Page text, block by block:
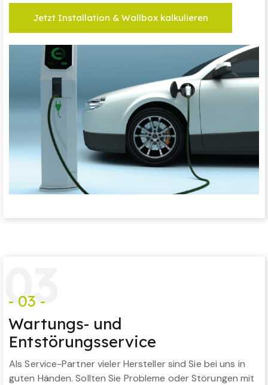
Jetzt Installation & Wallbox kalkulieren
03
- 03 -
Wartungs- und
Entstörungsservice
Als Service-Partner vieler Hersteller sind Sie bei uns in
guten Händen. Sollten Sie Probleme oder Störungen mit